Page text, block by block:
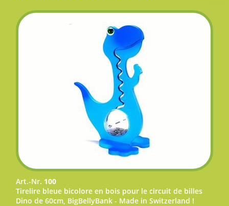
Art.-Nr. 100
Tirelire bleue bicolore en bois pour le circuit de billes
Dino de 60cm, BigBellyBank - Made in Switzerland !